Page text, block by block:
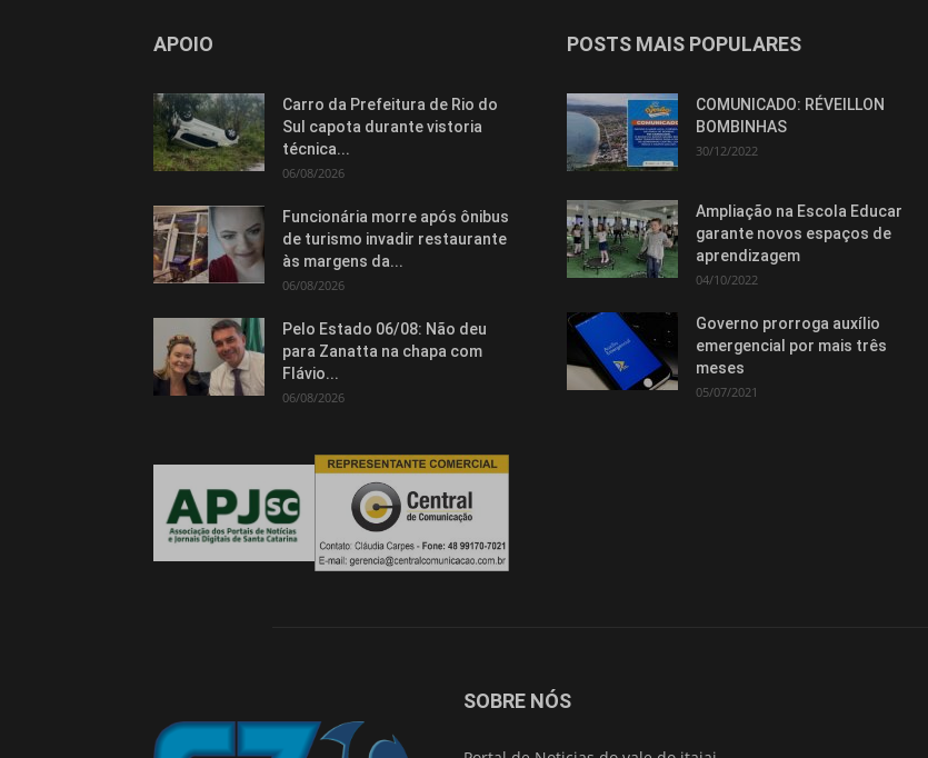
APOIO
Carro da Prefeitura de Rio do
Sul capota durante vistoria
técnica...
06/08/2026
Funcionária morre após ônibus
de turismo invadir restaurante
às margens da...
06/08/2026
Pelo Estado 06/08: Não deu
para Zanatta na chapa com
Flávio...
06/08/2026
POSTS MAIS POPULARES
COMUNICADO: RÉVEILLON
BOMBINHAS
30/12/2022
Ampliação na Escola Educar
garante novos espaços de
aprendizagem
04/10/2022
Governo prorroga auxílio
emergencial por mais três
meses
05/07/2021
SOBRE NÓS